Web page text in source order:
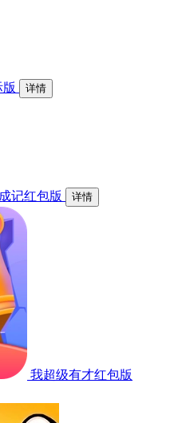
版 详情
记红包版 详情
我超级有才红包版